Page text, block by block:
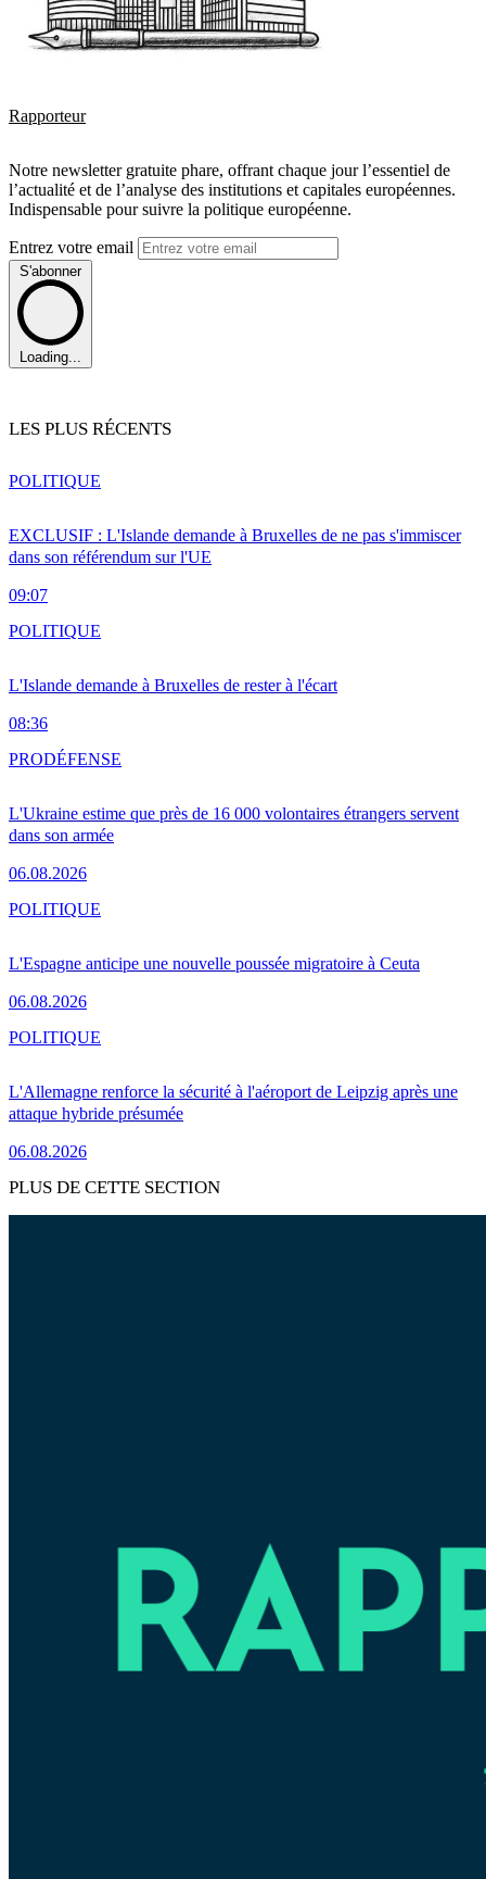
Rapporteur
Notre newsletter gratuite phare, offrant chaque jour l’essentiel de
l’actualité et de l’analyse des institutions et capitales européennes.
Indispensable pour suivre la politique européenne.
Entrez votre email
S'abonner
Loading...
LES PLUS RÉCENTS
EXCLUSIF : L'Islande demande à Bruxelles de ne pas s'immiscer
dans son référendum sur l'UE
09:07
POLITIQUE
L'Islande demande à Bruxelles de rester à l'écart
08:36
POLITIQUE
L'Ukraine estime que près de 16 000 volontaires étrangers servent
dans son armée
06.08.2026
PRODÉFENSE
L'Espagne anticipe une nouvelle poussée migratoire à Ceuta
06.08.2026
POLITIQUE
L'Allemagne renforce la sécurité à l'aéroport de Leipzig après une
attaque hybride présumée
06.08.2026
POLITIQUE
PLUS DE CETTE SECTION